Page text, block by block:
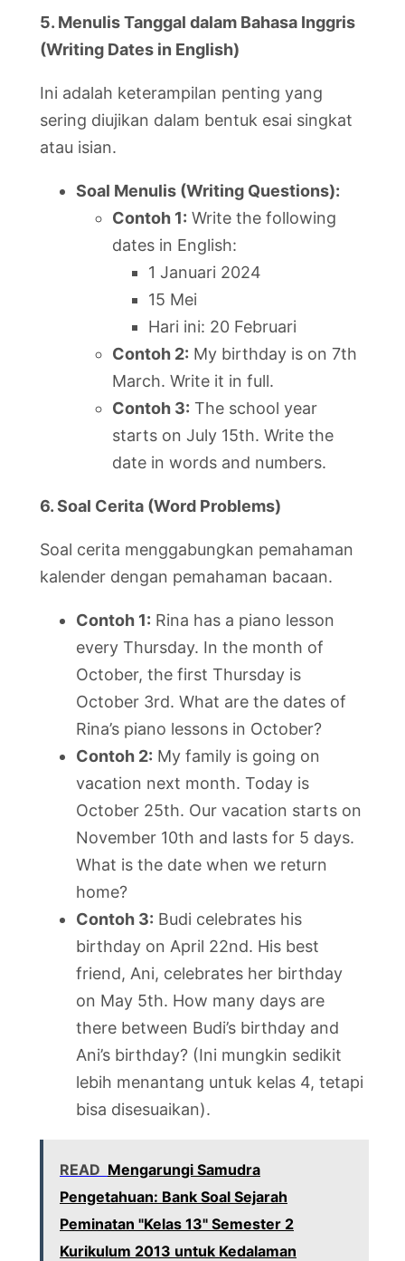
5. Menulis Tanggal dalam Bahasa Inggris
(Writing Dates in English)
Ini adalah keterampilan penting yang
sering diujikan dalam bentuk esai singkat
atau isian.
Soal Menulis (Writing Questions):
Contoh 1: Write the following
dates in English:
1 Januari 2024
15 Mei
Hari ini: 20 Februari
Contoh 2: My birthday is on 7th
March. Write it in full.
Contoh 3: The school year
starts on July 15th. Write the
date in words and numbers.
6. Soal Cerita (Word Problems)
Soal cerita menggabungkan pemahaman
kalender dengan pemahaman bacaan.
Contoh 1: Rina has a piano lesson
every Thursday. In the month of
October, the first Thursday is
October 3rd. What are the dates of
Rina’s piano lessons in October?
Contoh 2: My family is going on
vacation next month. Today is
October 25th. Our vacation starts on
November 10th and lasts for 5 days.
What is the date when we return
home?
Contoh 3: Budi celebrates his
birthday on April 22nd. His best
friend, Ani, celebrates her birthday
on May 5th. How many days are
there between Budi’s birthday and
Ani’s birthday? (Ini mungkin sedikit
lebih menantang untuk kelas 4, tetapi
bisa disesuaikan).
READ Mengarungi Samudra
Pengetahuan: Bank Soal Sejarah
Peminatan "Kelas 13" Semester 2
Kurikulum 2013 untuk Kedalaman